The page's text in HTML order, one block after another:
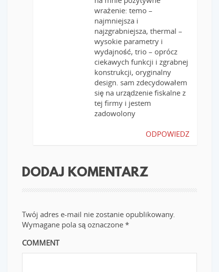
wrażenie: temo –
najmniejsza i
najzgrabniejsza, thermal –
wysokie parametry i
wydajność, trio – oprócz
ciekawych funkcji i zgrabnej
konstrukcji, oryginalny
design. sam zdecydowałem
się na urządzenie fiskalne z
tej firmy i jestem
zadowolony
ODPOWIEDZ
DODAJ KOMENTARZ
Twój adres e-mail nie zostanie opublikowany.
Wymagane pola są oznaczone *
COMMENT